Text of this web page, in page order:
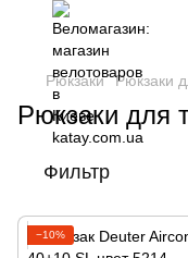
Рюкзаки Рюкзаки
Рюкзаки для
Фильтр
−10%